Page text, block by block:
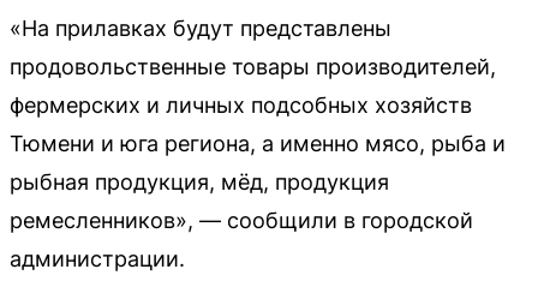
«На прилавках будут представлены
продовольственные товары производителей,
фермерских и личных подсобных хозяйств
Тюмени и юга региона, а именно мясо, рыба и
рыбная продукция, мёд, продукция
ремесленников», — сообщили в городской
администрации.